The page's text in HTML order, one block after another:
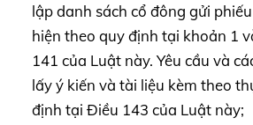
lập danh sách cổ đông gửi
hiện theo quy định tại khoản 1
141 của Luật này. Yêu cầu và
lấy ý kiến và tài liệu kèm theo
định tại Điều 143 của Luật này;